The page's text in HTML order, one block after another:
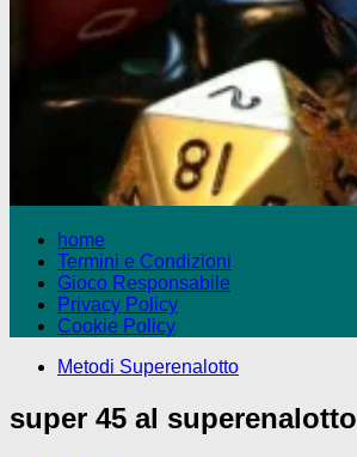
home
Termini e Condizioni
Gioco Responsabile
Privacy Policy
Cookie Policy
Metodi Superenalotto
super 45 al superenalotto